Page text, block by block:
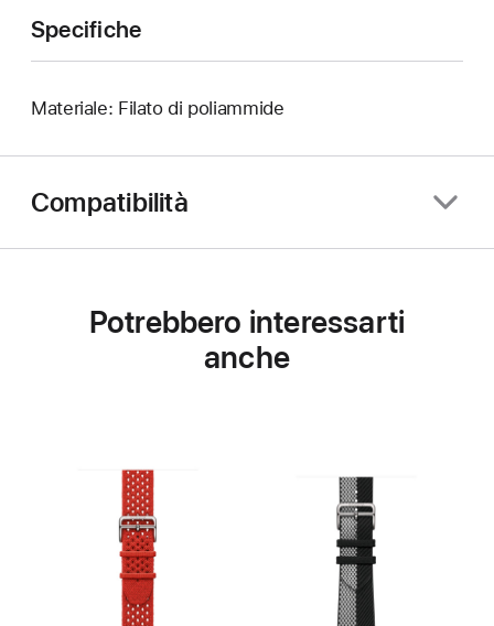
Specifiche
Materiale: Filato di poliammide
Compatibilità
Potrebbero interessarti
anche